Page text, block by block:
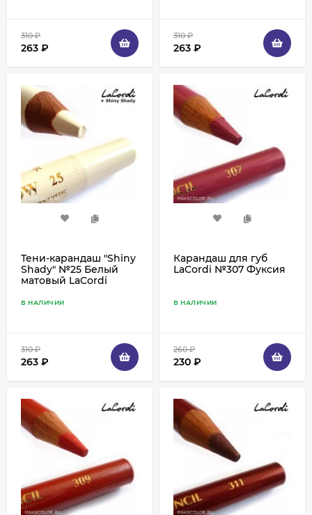
310₽
263 ₽
310₽
263 ₽
Тени-карандаш "Shiny
Shady" №25 Белый
матовый LaCordi
В НАЛИЧИИ
310₽
263 ₽
Карандаш для губ
LaCordi №307 Фуксия
В НАЛИЧИИ
260₽
230 ₽